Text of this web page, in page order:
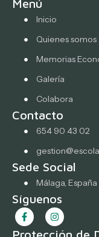
Menú
Inicio
Quienes somos
Memorias
Galería
Colabora
Contacto
654 90 43 02
Sede Social
Málaga, España
Síguenos